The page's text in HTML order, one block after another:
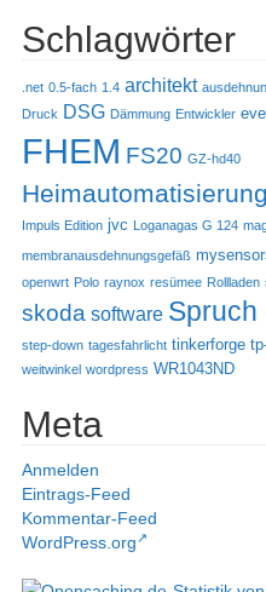
Schlagwörter
.net 0.5-fach 1.4 architekt
Druck DSG Dämmung Entwickler
FHEM FS20 GZ-hd40
Heimautomatisierung
Impuls Edition jvc Loganagas G 124
membranausdehnungsgefäß
openwrt Polo raynox resümee Rollladen
skoda software Spruch
step-down tagesfahrlicht tinkerforge
weitwinkel wordpress WR1043ND
Meta
Anmelden
Eintrags-Feed
Kommentar-Feed
WordPress.org